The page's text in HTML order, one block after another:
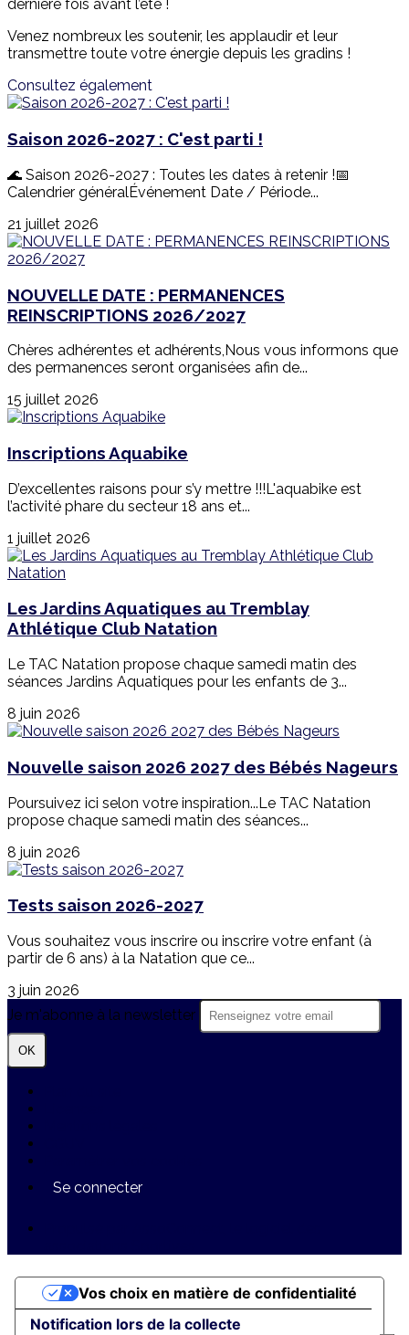
dernière fois avant l’été !
Venez nombreux les soutenir, les applaudir et leur
transmettre toute votre énergie depuis les gradins !
Consultez également
Saison 2026-2027 : C'est parti !
🌊 Saison 2026-2027 : Toutes les dates à retenir !📅
Calendrier généralÉvénement Date / Période...
21 juillet 2026
NOUVELLE DATE : PERMANENCES
REINSCRIPTIONS 2026/2027
Chères adhérentes et adhérents,Nous vous informons que
des permanences seront organisées afin de...
15 juillet 2026
Inscriptions Aquabike
D’excellentes raisons pour s’y mettre !!!L'aquabike est
l’activité phare du secteur 18 ans et...
1 juillet 2026
Les Jardins Aquatiques au Tremblay
Athlétique Club Natation
Le TAC Natation propose chaque samedi matin des
séances Jardins Aquatiques pour les enfants de 3...
8 juin 2026
Nouvelle saison 2026 2027 des Bébés Nageurs
Poursuivez ici selon votre inspiration...Le TAC Natation
propose chaque samedi matin des séances...
8 juin 2026
Tests saison 2026-2027
Vous souhaitez vous inscrire ou inscrire votre enfant (à
partir de 6 ans) à la Natation que ce...
3 juin 2026
Je m'abonne à la newsletter
OK
Se connecter
Notification lors de la collecte
Vos choix en matière de confidentialité